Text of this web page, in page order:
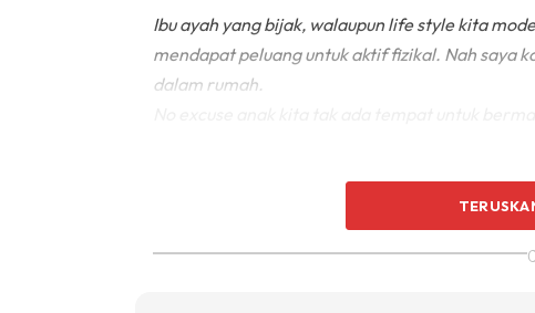
Ibu ayah yang bijak, walaupun life style kita
mendapat peluang untuk aktif fizikal. Nah saya
dalam rumah.